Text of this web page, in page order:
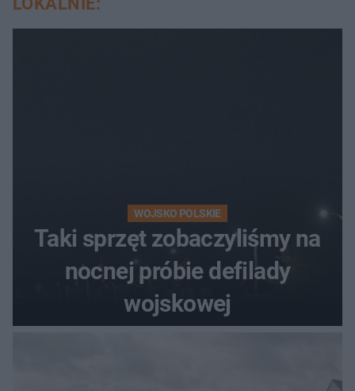
WOJSKO POLSKIE
Taki sprzęt zobaczyliśmy na
nocnej próbie defilady
wojskowej